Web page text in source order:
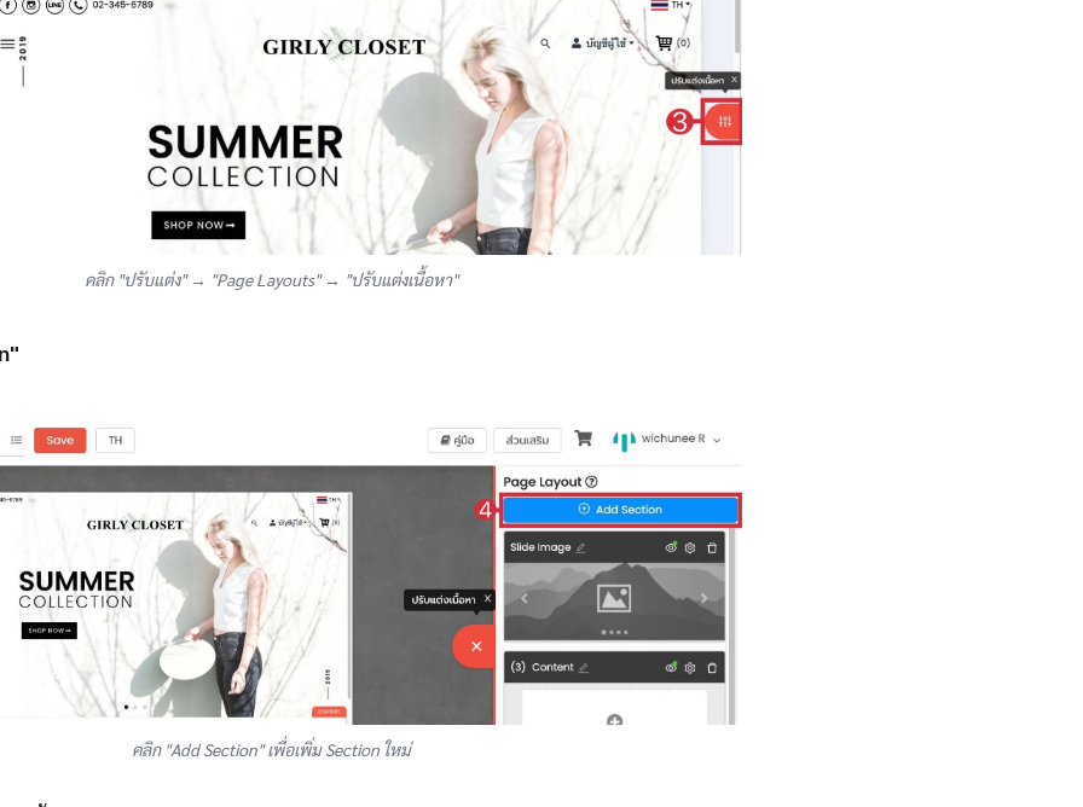
คลิก "ปรับแต่ง" → "Page Layouts" → "ปรับแต่งเนื้อหา"
คลิก "Add Section" เพื่อเพิ่ม Section ใหม่